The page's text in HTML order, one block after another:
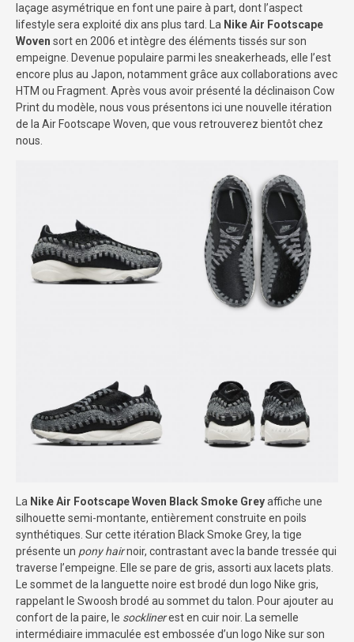
laçage asymétrique en font une paire à part, dont l’aspect
lifestyle sera exploité dix ans plus tard. La Nike Air Footscape
Woven sort en 2006 et intègre des éléments tissés sur son
empeigne. Devenue populaire parmi les sneakerheads, elle l’est
encore plus au Japon, notamment grâce aux collaborations avec
HTM ou Fragment. Après vous avoir présenté la déclinaison Cow
Print du modèle, nous vous présentons ici une nouvelle itération
de la Air Footscape Woven, que vous retrouverez bientôt chez
nous.
La Nike Air Footscape Woven Black Smoke Greyaffiche une
silhouette semi-montante, entièrement construite en poils
synthétiques. Sur cette itération Black Smoke Grey, la tige
présente un pony hairnoir, contrastant avec la bande tressée qui
traverse l’empeigne. Elle se pare de gris, assorti aux lacets plats.
Le sommet de la languette noire est brodé dun logo Nike gris,
rappelant le Swoosh brodé au sommet du talon. Pour ajouter au
confort de la paire, le socklinerest en cuir noir. La semelle
intermédiaire immaculée est embossée d’un logo Nike sur son